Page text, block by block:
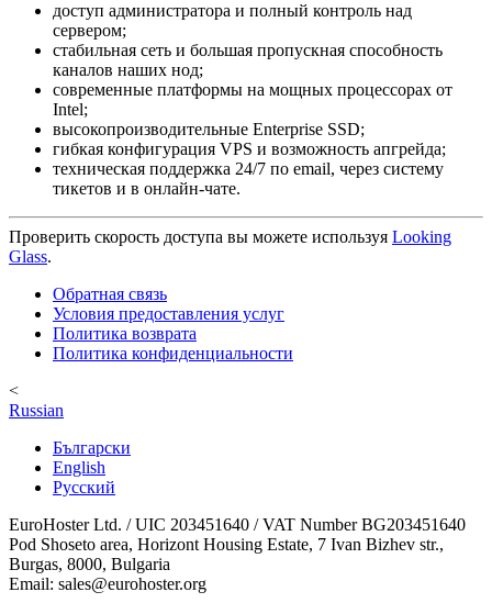
доступ администратора и полный контроль над
сервером;
стабильная сеть и большая пропускная способность
каналов наших нод;
современные платформы на мощных процессорах от
Intel;
высокопроизводительные Enterprise SSD;
гибкая конфигурация VPS и возможность апгрейда;
техническая поддержка 24/7 по email, через систему
тикетов и в онлайн-чате.
Проверить скорость доступа вы можете используя Looking
Glass.
Обратная связь
Условия предоставления услуг
Политика возврата
Политика конфиденциальности
<
Russian
Български
English
Русский
EuroHoster Ltd. / UIC 203451640 / VAT Number BG203451640
Pod Shoseto area, Horizont Housing Estate, 7 Ivan Bizhev str.,
Burgas, 8000, Bulgaria
Email: sales@eurohoster.org